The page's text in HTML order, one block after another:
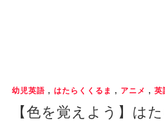
幼児英語 , はたらくくるま , アニメ , 英
【色を覚えよう】は